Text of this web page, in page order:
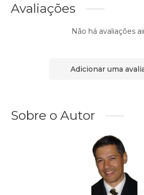
Avaliações
Não há avaliações
Adicionar uma
Sobre o Autor